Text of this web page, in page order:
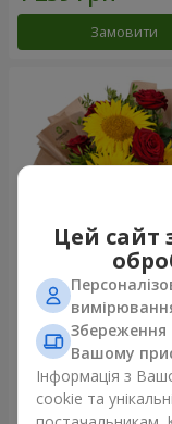
Замовити
Букет "Sunny love"
1 110 грн
Замовити
Цей сайт
Збереження
Вашому
Інформація з
cookie та